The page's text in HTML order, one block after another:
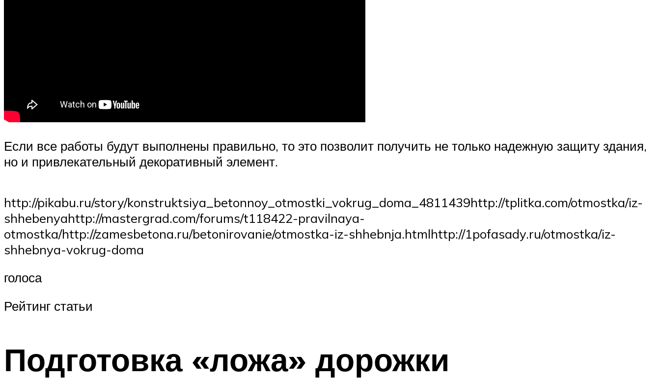
Если все работы будут выполнены правильно, то это позволит получить не только надежную защиту здания,
но и привлекательный декоративный элемент.
http://pikabu.ru/story/konstruktsiya_betonnoy_otmostki_vokrug_doma_4811439http://tplitka.com/otmostka/iz-
shhebenyahttp://mastergrad.com/forums/t118422-pravilnaya-
otmostka/http://zamesbetona.ru/betonirovanie/otmostka-iz-shhebnja.htmlhttp://1pofasady.ru/otmostka/iz-
shhebnya-vokrug-doma
голоса
Рейтинг статьи
Подготовка «ложа» дорожки